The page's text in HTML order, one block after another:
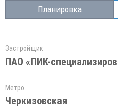
Планировка
Застройщик
ПАО «ПИК-
Метро
Черкизовская